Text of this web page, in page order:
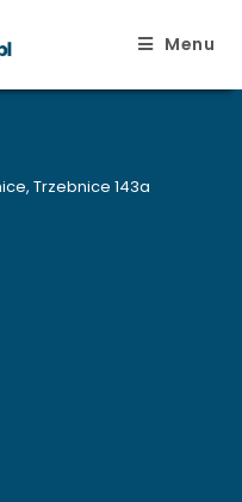
Menu
Trzebnice 143a